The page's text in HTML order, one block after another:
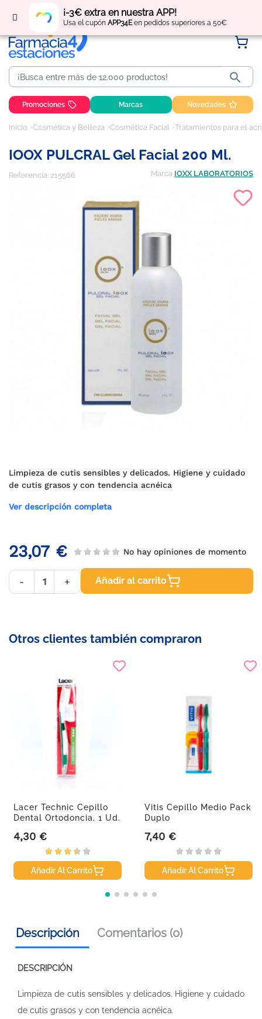
¡-3€ extra en nuestra APP!
Usa el cupón APP34Een pedidos superiores a 50€
Regístratey obtén puntos por tus compras

Promociones Marcas Novedades
Inicio Cosmética y Belleza Cosmética Facial Tratamientos para el
IOOX PULCRAL Gel Facial 200 Ml.
Referencia: 215566 Marca IOXX LABORATORIOS
Limpieza de cutis sensibles y delicados. Higiene y cuidado
de cutis grasos y con tendencia acnéica
Ver descripción completa
23,07 € No hay opiniones de momento
- + Añadir al carrito
Otros clientes también compraron
Lacer Technic Cepillo
Dental Ortodoncia, 1 Ud.
Precio
4,30 €
Añadir Al Carrito
Vitis Cepillo Medio Pack
Duplo
Precio
7,40 €
Añadir Al Carrito
Descripción Comentarios (0)
DESCRIPCIÓN
Limpieza de cutis sensibles y delicados. Higiene y cuidado
de cutis grasos y con tendencia acnéica.